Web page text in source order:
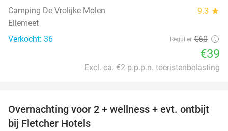
Camping De Vrolijke Molen 9.3 star
Ellemeet
Verkocht: 36
Regulier €60
€39
Excl. ca. €2 p.p.p.n. toeristenbelasting
55%
Overnachting voor 2 + wellness + evt. ontbijt
bij Fletcher Hotels